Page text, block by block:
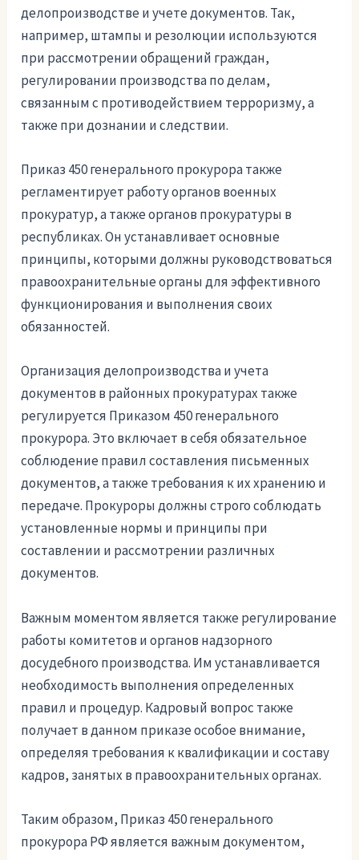
делопроизводстве и учете документов. Так,
например, штампы и резолюции используются
при рассмотрении обращений граждан,
регулировании производства по делам,
связанным с противодействием терроризму, а
также при дознании и следствии.
Приказ 450 генерального прокурора также
регламентирует работу органов военных
прокуратур, а также органов прокуратуры в
республиках. Он устанавливает основные
принципы, которыми должны руководствоваться
правоохранительные органы для эффективного
функционирования и выполнения своих
обязанностей.
Организация делопроизводства и учета
документов в районных прокуратурах также
регулируется Приказом 450 генерального
прокурора. Это включает в себя обязательное
соблюдение правил составления письменных
документов, а также требования к их хранению и
передаче. Прокуроры должны строго соблюдать
установленные нормы и принципы при
составлении и рассмотрении различных
документов.
Важным моментом является также регулирование
работы комитетов и органов надзорного
досудебного производства. Им устанавливается
необходимость выполнения определенных
правил и процедур. Кадровый вопрос также
получает в данном приказе особое внимание,
определяя требования к квалификации и составу
кадров, занятых в правоохранительных органах.
Таким образом, Приказ 450 генерального
прокурора РФ является важным документом,